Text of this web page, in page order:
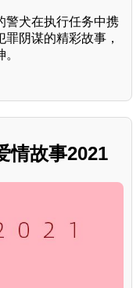
警犬在执行任务中携
阴谋的精彩故事，
情故事2021